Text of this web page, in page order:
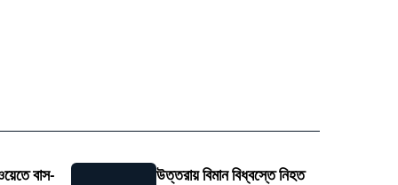
বাস-
উত্তরায় বিমান বিধ্বস্তে নিহত